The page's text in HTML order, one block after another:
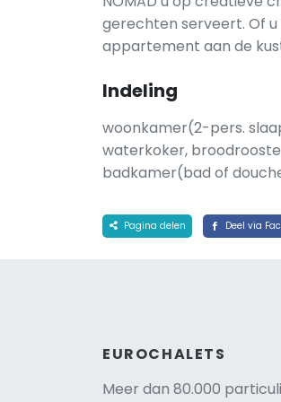
gerechten serveert. Of
appartement aan de
Indeling
woonkamer(2-pers.
waterkoker,
badkamer(bad of
Pagina delen Deel via
EUROCHALETS
Meer dan 80.000